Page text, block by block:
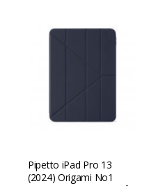
Pipetto iPad Pro 13
(2024) Origami No1